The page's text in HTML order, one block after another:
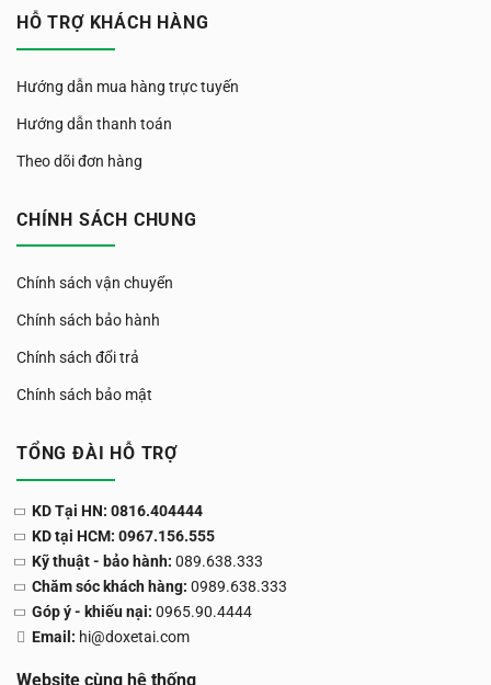
HỖ TRỢ KHÁCH HÀNG
Hướng dẫn mua hàng trực tuyến
Hướng dẫn thanh toán
Theo dõi đơn hàng
CHÍNH SÁCH CHUNG
Chính sách vận chuyển
Chính sách bảo hành
Chính sách đổi trả
Chính sách bảo mật
TỔNG ĐÀI HỖ TRỢ
KD Tại HN: 0816.404444
KD tại HCM: 0967.156.555
Kỹ thuật - bảo hành: 089.638.333
Chăm sóc khách hàng: 0989.638.333
Góp ý - khiếu nại: 0965.90.4444
Email: hi@doxetai.com
Website cùng hệ thống